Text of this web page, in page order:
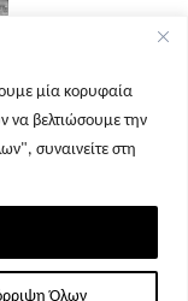
μία κορυφαία
να βελτιώσουμε την
συναινείτε στη
Όλων